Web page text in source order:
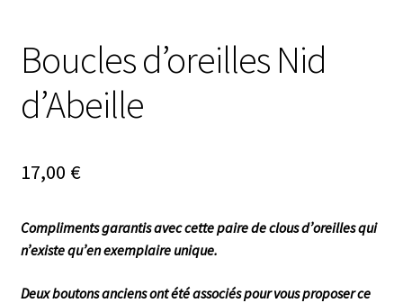
Boucles d’oreilles Nid
d’Abeille
17,00 €
Compliments garantis avec cette paire de clous d’oreilles qui
n’existe qu’en exemplaire unique.
Deux boutons anciens ont été associés pour vous proposer ce